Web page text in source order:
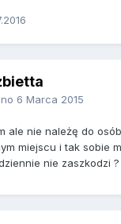
6 Marca 2015
ale nie należę do
miejscu i tak sobie
nie zaszkodzi ?